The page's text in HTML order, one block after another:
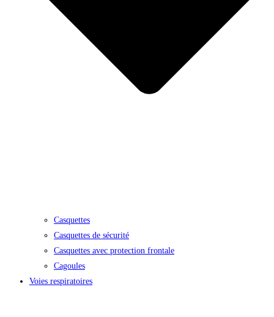
Casquettes
Casquettes de sécurité
Casquettes avec protection frontale
Cagoules
Voies respiratoires